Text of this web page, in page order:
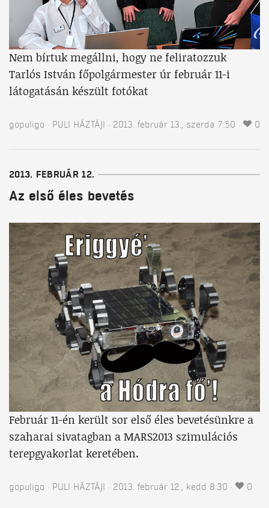
Nem bírtuk megállni, hogy ne feliratozzuk
Tarlós István főpolgármester úr február 11-i
látogatásán készült fotókat
gopuligo PULI HÁZTÁJI 2013. február 13., szerda 7:50 0
2013. FEBRUÁR 12.
Az első éles bevetés
Február 11-én került sor első éles bevetésünkre a
szaharai sivatagban a MARS2013 szimulációs
terepgyakorlat keretében.
gopuligo PULI HÁZTÁJI 2013. február 12., kedd 8:30 0